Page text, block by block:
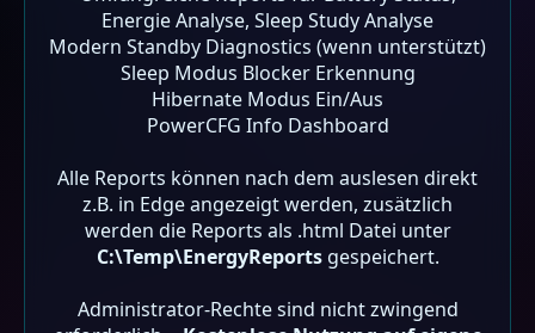
Energie Analyse, Sleep Study Analyse
Modern Standby Diagnostics (wenn unterstützt)
Sleep Modus Blocker Erkennung
Hibernate Modus Ein/Aus
PowerCFG Info Dashboard
Alle Reports können nach dem auslesen direkt
z.B. in Edge angezeigt werden, zusätzlich
werden die Reports als .html Datei unter
C:\Temp\EnergyReportsgespeichert.
Administrator-Rechte sind nicht zwingend